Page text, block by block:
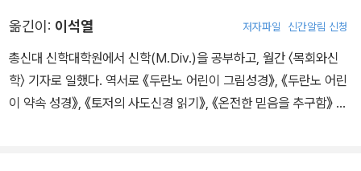
그건 부당한 일이었으니까요.” (중략)
나는 아말의 이야기에 압도되어 아무 말도 나오지가 않았다. (본문 3
25-326쪽, '예수님의 손 안에-아말' 중에서)
라운 믿음과 용기를 보여 주고 있다.
옮긴이: 이석열 저자파일 신간알림 신청
총신대 신학대학원에서 신학(M.Div.)을 공부하고, 월간 〈목회와신
학〉 기자로 일했다. 역서로 《두란노 어린이 그림성경》, 《두란노 어린
이 약속 성경》, 《토저의 사도신경 읽기》, 《온전한 믿음을 추구함》 등